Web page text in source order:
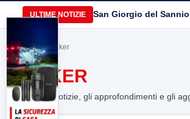
ULTIME NOTIZIE San Giorgio del
Home> poker
POKER
Tutte le notizie, gli approfondimenti e gli